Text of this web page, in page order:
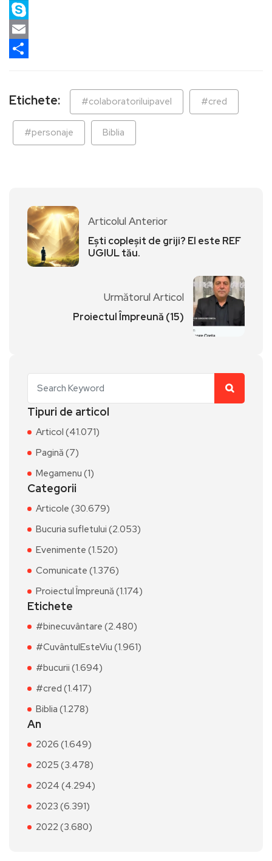
X
Skype
Email
Etichete: #colaboratoriluipavel #cred
#personaje Biblia
Articolul Anterior
Ești copleșit de griji? El este REF
UGIUL tău.
Următorul Articol
Proiectul Împreună (15)
Tipuri de articol
Articol (41.071)
Pagină (7)
Megamenu (1)
Categorii
Articole (30.679)
Bucuria sufletului (2.053)
Evenimente (1.520)
Comunicate (1.376)
Proiectul Împreună (1.174)
Etichete
#binecuvântare (2.480)
#CuvântulEsteViu (1.961)
#bucurii (1.694)
#cred (1.417)
Biblia (1.278)
An
2026 (1.649)
2025 (3.478)
2024 (4.294)
2023 (6.391)
2022 (3.680)